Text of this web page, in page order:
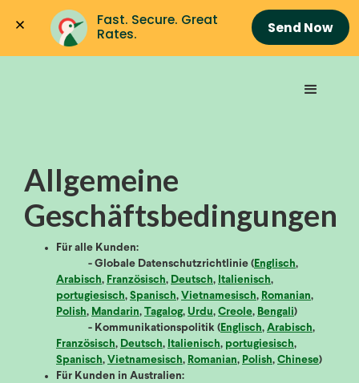
Fast. Secure. Great
Rates.
Send Now
Allgemeine
Geschäftsbedingungen
Für alle Kunden:
- Globale Datenschutzrichtlinie (Englisch,
Arabisch, Französisch, Deutsch, Italienisch,
portugiesisch, Spanisch, Vietnamesisch, Romanian,
Polish, Mandarin, Tagalog, Urdu, Creole, Bengali)
- Kommunikationspolitik (Englisch, Arabisch,
Französisch, Deutsch, Italienisch, portugiesisch,
Spanisch, Vietnamesisch, Romanian, Polish, Chinese)
Für Kunden in Australien: